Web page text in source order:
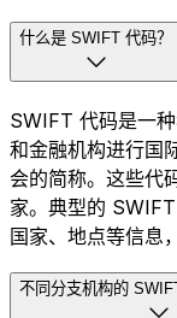
什么是 SWIFT 代码？
SWIFT 代码是一
和金融机构进行国
会的简称。这些代
家。典型的
国家、地点等信息
不同分支机构的